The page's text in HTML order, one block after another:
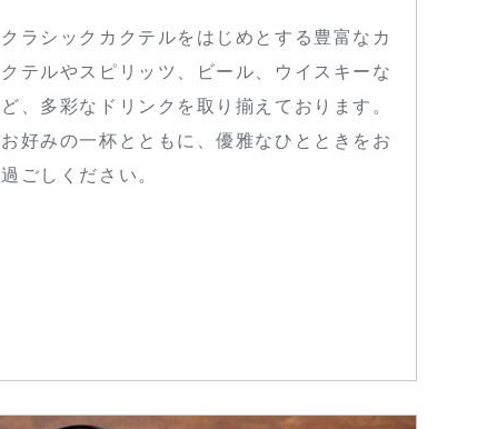
クラシックカクテルをはじめとする豊富なカ
クテルやスピリッツ、ビール、ウイスキーな
ど、多彩なドリンクを取り揃えております。
お好みの一杯とともに、優雅なひとときをお
過ごしください。